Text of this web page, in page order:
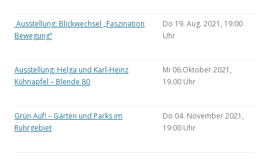
Ausstellung: Blickwechsel „Faszination
Bewegung“
Do 19. Aug. 2021, 19:00
Uhr
Ausstellung: Helga und Karl-Heinz
Kühnapfel – Blende 80
Mi 06.Oktober 2021,
19.00 Uhr
Grün Auf! – Gärten und Parks im
Ruhrgebiet
Do 04. November 2021,
19:00 Uhr